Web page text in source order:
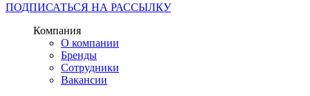
ПОДПИСАТЬСЯ НА РАССЫЛКУ
Компания
О компании
Бренды
Сотрудники
Вакансии